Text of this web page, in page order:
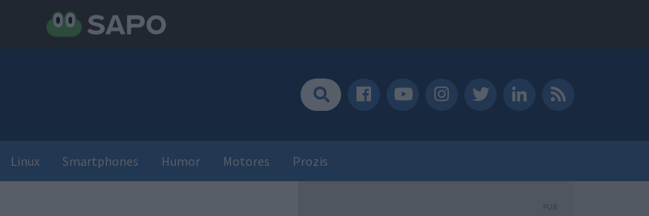
Linux Smartphones Humor Motores Prozis
PUB